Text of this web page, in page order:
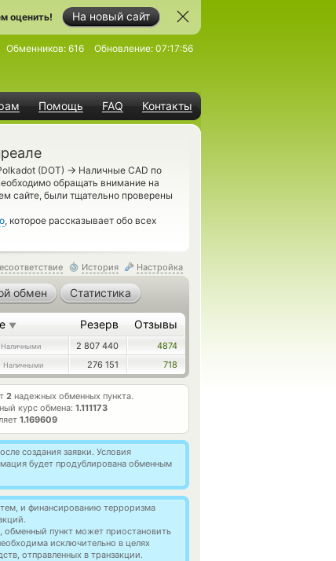
На новый сайт
оценить!
Помощь FAQ Контакты
Обменников: 616 Обновление: 07:17:56
(DOT) → Наличные CAD по
обращать внимание на
сайте, были тщательно проверены
, которое рассказывает обо всех
История Настройка
обмен Статистика
▼ Резерв Отзывы
Наличными 2 807 440
4874
Наличными 276 151 718
2 надежных обменных пункта.
курс обмена: 1.111173
1.169609
создания заявки. Условия
будет продублирована обменным
и финансированию терроризма
обменный пункт может приостановить
исключительно в целях
отправленных в транзакции.